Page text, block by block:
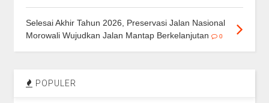
Selesai Akhir Tahun 2026, Preservasi Jalan Nasional
Morowali Wujudkan Jalan Mantap Berkelanjutan
0
POPULER